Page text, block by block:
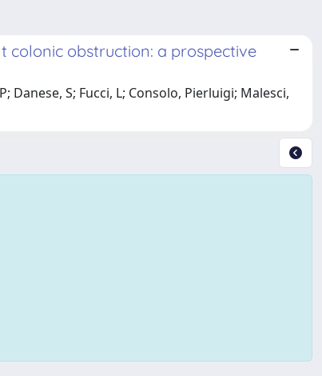
obstruction: a prospective
Danese, S; Fucci, L; Consolo, Pierluigi; Malesci,